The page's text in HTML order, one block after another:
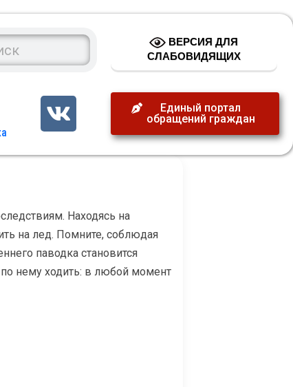
ВЕРСИЯ ДЛЯ
СЛАБОВИДЯЩИХ
Единый портал
обращений граждан
Находясь на
на лед. Помните, соблюдая
паводка становится
по нему ходить: в любой момент